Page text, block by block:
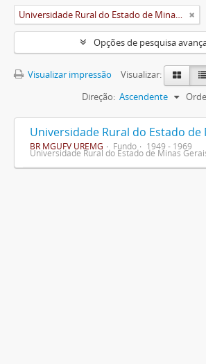
Universidade Rural do Estado de Minas Gerais (Uremg)
Opções de pesquisa
Visualizar impressão
Visualizar:
Direção: Ascendente
Universidade Rural do Estado de
BR MGUFV UREMG Fundo 1949 - 1969
Universidade Rural do Estado de Minas